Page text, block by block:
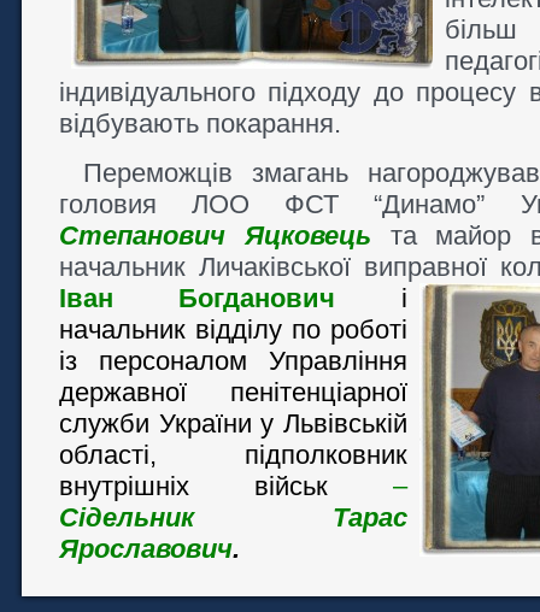
індивідуального підходу до
відбувають покарання.
Переможців змагань
головия ЛОО ФСТ “Динамо”
Степанович Яцковець та майор
начальник Личаківської виправної
Іван Богданович і
начальник відділу по роботі
із персоналом Управління
державної пенітенціарної
служби України у Львівській
області, підполковник
внутрішніх військ –
Сідельник Тарас
Ярославович.